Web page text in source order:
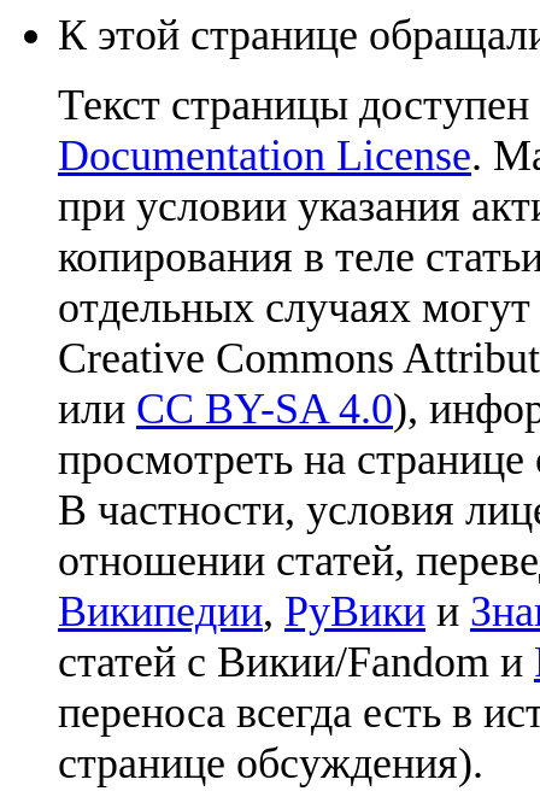
К этой странице
Текст страницы
Documentation License.
при условии указания
копирования в теле
отдельных случаях
Creative Commons
или CC BY-SA 4.0),
просмотреть на
В частности, условия
отношении статей,
Википедии, РуВики и
статей с Викии/Fandom и
переноса всегда есть в
странице обсуждения).